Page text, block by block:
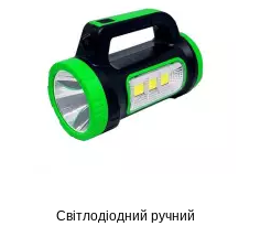
Світлодіодний ручний